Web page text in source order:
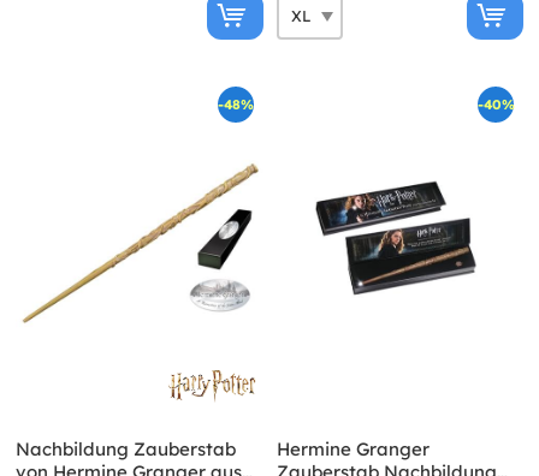
-48%
Nachbildung Zauberstab
-40%
Hermine Granger